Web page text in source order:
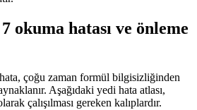
7 okuma hatası ve önleme
çoğu zaman formül bilgisizliğinden
Aşağıdaki yedi hata atlası,
çalışılması gereken kalıplardır.